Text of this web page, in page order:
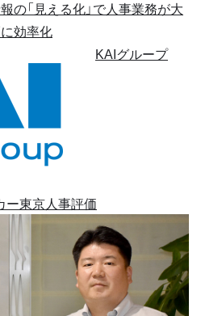
の「見える化」で人事業務が大
効率化
KAIグループ
ー東京人事評価